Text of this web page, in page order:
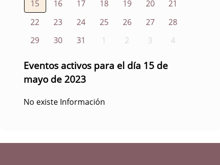
15
16 17 18 19 20
21
22
23 24 25 26 27
28
29
30 31 1 2 3 4
Eventos activos para el día 15 de
mayo de 2023
No existe Información